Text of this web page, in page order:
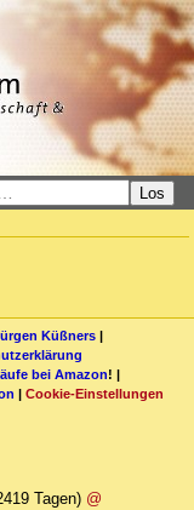
Los
Küßners |
bei Amazon! |
| Cookie-Einstellungen
Tagen) @